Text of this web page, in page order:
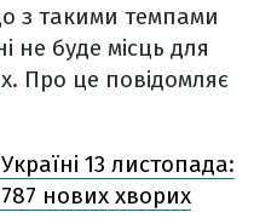
з такими темпами
не буде місць для
Про це повідомляє
13 листопада:
нових хворих